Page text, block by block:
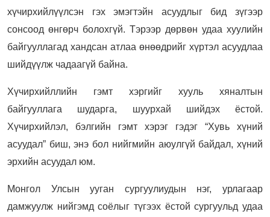
хүчирхийлүүлсэн гэх эмэгтэйн асуудлыг бид зүгээр
сонсоод өнгөрч болохгүй. Тэрээр дөрвөн удаа хуулийн
байгууллагад хандсан атлаа өнөөдрийг хүртэл асуудлаа
шийдүүлж чадаагүй байна.
Хүчирхийллийн гэмт хэргийг хууль хяналтын
байгууллага шударга, шуурхай шийдэх ёстой.
Хүчирхийлэл, бэлгийн гэмт хэрэг гэдэг “Хувь хүний
асуудал” биш, энэ бол нийгмийн аюулгүй байдал, хүний
эрхийн асуудал юм.
Монгол Улсын ууган сургуулиудын нэг, урлагаар
дамжуулж нийгэмд соёлыг түгээх ёстой сургуульд удаа